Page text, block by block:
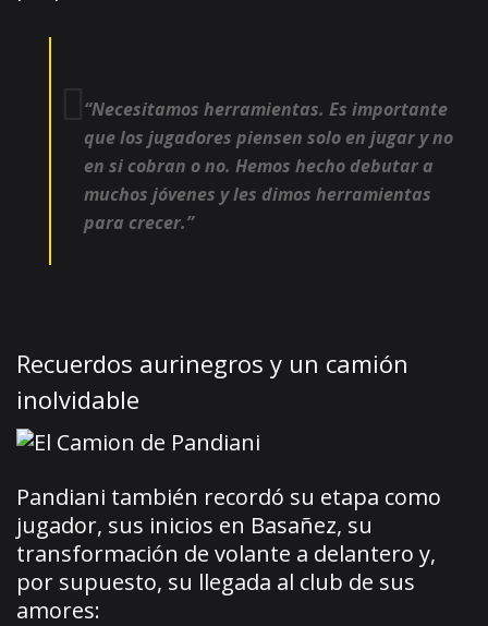
“Necesitamos herramientas. Es importante
que los jugadores piensen solo en jugar y no
en si cobran o no. Hemos hecho debutar a
muchos jóvenes y les dimos herramientas
para crecer.”
Recuerdos aurinegros y un camión
inolvidable
Pandiani también recordó su etapa como
jugador, sus inicios en Basañez, su
transformación de volante a delantero y,
por supuesto, su llegada al club de sus
amores: